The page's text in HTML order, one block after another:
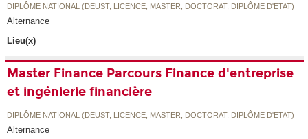
DIPLÔME NATIONAL (DEUST, LICENCE, MASTER, DOCTORAT, DIPLÔME D'ETAT)
Alternance
Lieu(x)
Master Finance Parcours Finance d'entreprise
et ingénierie financière
DIPLÔME NATIONAL (DEUST, LICENCE, MASTER, DOCTORAT, DIPLÔME D'ETAT)
Alternance